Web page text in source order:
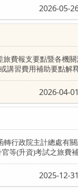
2026-05-
旅費報支要點暨各機
講習費用補助要點解
2026-04-01
轉行政院主計總處有
官等(升資)考試之旅費
2025-12-31